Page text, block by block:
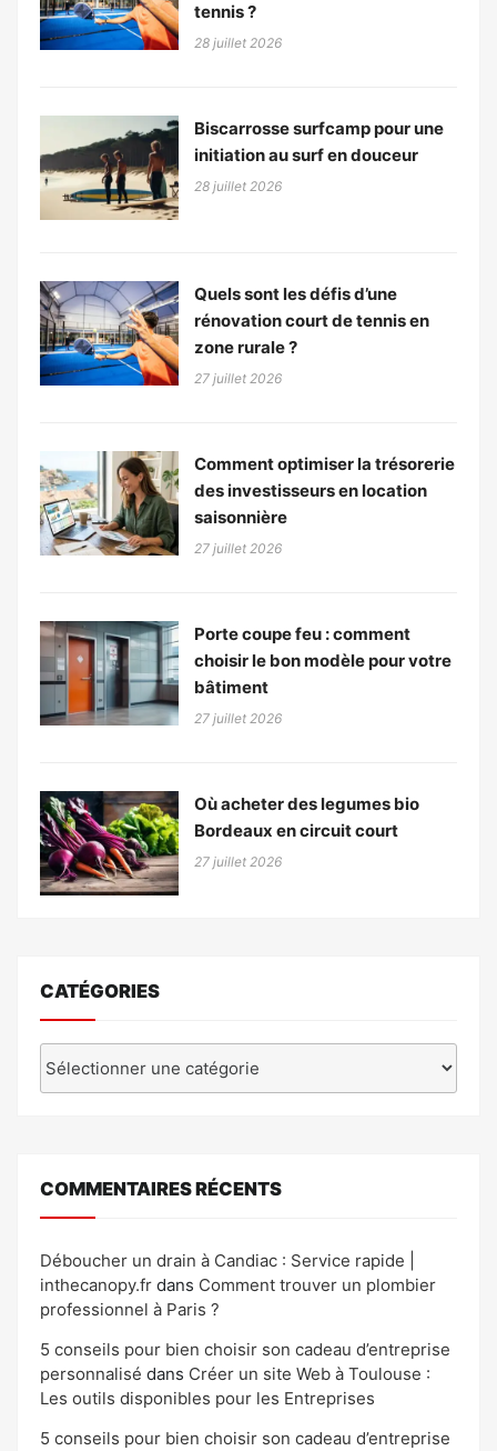
tennis ?
28 juillet 2026
Biscarrosse surfcamp pour une
initiation au surf en douceur
28 juillet 2026
Quels sont les défis d’une
rénovation court de tennis en
zone rurale ?
27 juillet 2026
Comment optimiser la trésorerie
des investisseurs en location
saisonnière
27 juillet 2026
Porte coupe feu : comment
choisir le bon modèle pour votre
bâtiment
27 juillet 2026
Où acheter des legumes bio
Bordeaux en circuit court
27 juillet 2026
CATÉGORIES
COMMENTAIRES RÉCENTS
Déboucher un drain à Candiac : Service rapide |
inthecanopy.fr dans Comment trouver un plombier
professionnel à Paris ?
5 conseils pour bien choisir son cadeau d’entreprise
personnalisé dans Créer un site Web à Toulouse :
Les outils disponibles pour les Entreprises
5 conseils pour bien choisir son cadeau d’entreprise